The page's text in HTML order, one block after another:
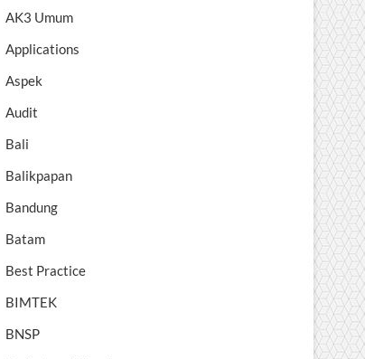
AK3 Umum
Applications
Aspek
Audit
Bali
Balikpapan
Bandung
Batam
Best Practice
BIMTEK
BNSP